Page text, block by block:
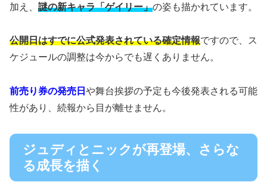
加え、 謎の新キャラ「ゲイリー」の姿も描かれています。
公開日はすでに公式発表されている確定情報ですので、ス
ケジュールの調整は今からでも遅くありません。
前売り券の発売日 や舞台挨拶の予定も今後発表される可能
性があり、続報から目が離せません。
ジュディとニックが再登場、さらな
る成長を描く